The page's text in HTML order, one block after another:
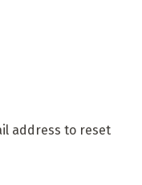
address to reset